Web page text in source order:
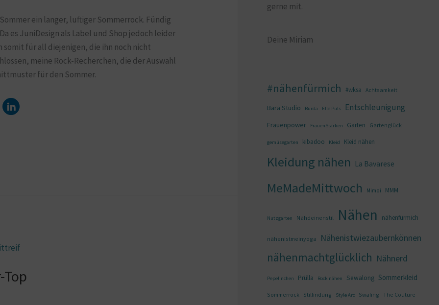
ein langer, luftiger Sommerrock. Fündig
es JuniDesign als Label und Shop jedoch leider
für all diejenigen, die ihn noch nicht
meine Rock-Recherchen, die der Auswahl
für den Sommer.
gerne mit.
Deine Miriam
#nähenfürmich #wksa Achtsamkeit
Bara Studio Burda Elle Puls Entschleunigung
Frauenpower FrauenStärken Garten Gartenglück
gemüsegarten kibadoo Kleid Kleid nähen
Kleidung nähen La Bavarese
MeMadeMittwoch Mimoi MMM
Nutzgarten Nähdeinenstil Nähen nähenfürmich
nähenistmeinyoga Nähenistwiezaubernkönnen
nähenmachtglücklich Nähnerd
Pepelinchen Prülla Rock nähen Sewalong Sommerkleid
Sommerrock Stilfindung Style Arc Swafing The Couture